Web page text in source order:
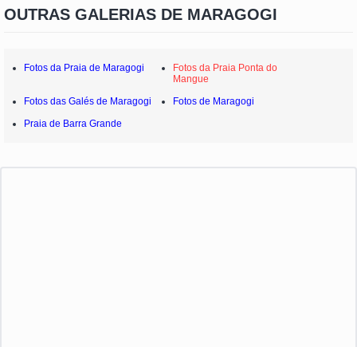
OUTRAS GALERIAS DE MARAGOGI
Fotos da Praia de Maragogi
Fotos da Praia Ponta do
Mangue
Fotos das Galés de Maragogi
Fotos de Maragogi
Praia de Barra Grande